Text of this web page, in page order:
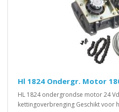
Hl 1824 Ondergr. Motor
HL 1824 ondergrondse motor 24
kettingoverbrenging Geschikt voor